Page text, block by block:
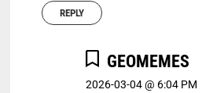
REPLY
GEOMEMES
2026-03-04 @ 6:04 PM